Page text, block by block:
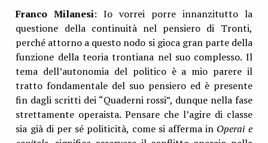
Franco Milanesi: Io vorrei porre innanzitutto la
questione della continuità nel pensiero di Tronti,
perché attorno a questo nodo si gioca gran parte della
funzione della teoria trontiana nel suo complesso. Il
tema dell’autonomia del politico è a mio parere il
tratto fondamentale del suo pensiero ed è presente
fin dagli scritti dei “Quaderni rossi”, dunque nella fase
strettamente operaista. Pensare che l’agire di classe
sia già di per sé politicità, come si afferma in Operai e